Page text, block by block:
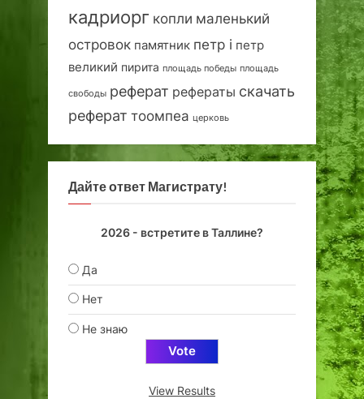
кадриорг копли маленький
островок памятник петр i петр
великий пирита площадь победы площадь
свободы реферат рефераты скачать
реферат тоомпеа церковь
Дайте ответ Магистрату!
2026 - встретите в Таллине?
Да
Нет
Не знаю
View Results